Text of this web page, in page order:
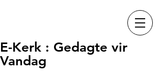
E-Kerk : Gedagte vir
Vandag